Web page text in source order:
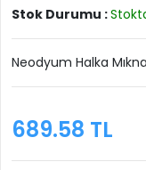
Stok Durumu :
Neodyum Halka
689.58 TL